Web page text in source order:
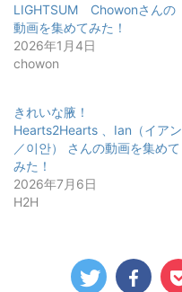
LIGHTSUM Chowonさんの
動画を集めてみた！
2026年1月4日
chowon
きれいな腋！
Hearts2Hearts 、Ian（イアン
／이안） さんの動画を集めて
みた！
2026年7月6日
H2H